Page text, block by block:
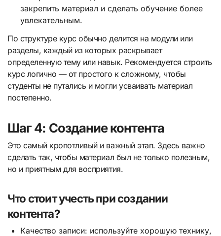
закрепить материал и сделать обучение более
увлекательным.
По структуре курс обычно делится на модули или
разделы, каждый из которых раскрывает
определенную тему или навык. Рекомендуется строить
курс логично — от простого к сложному, чтобы
студенты не путались и могли усваивать материал
постепенно.
Шаг 4: Создание контента
Это самый кропотливый и важный этап. Здесь важно
сделать так, чтобы материал был не только полезным,
но и приятным для восприятия.
Что стоит учесть при создании
контента?
Качество записи: используйте хорошую технику,